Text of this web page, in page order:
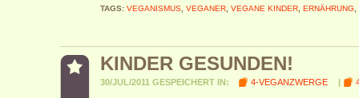
TAGS: VEGANISMUS VEGANER VEGANE KINDER ERNÄHRUNG
KINDER GESUNDEN!
30/JUL/2011 GESPEICHERT IN: 4-VEGANZWERGE |